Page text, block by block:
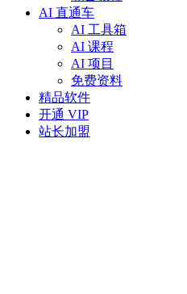
AI 直通车
AI 工具箱
AI 课程
AI 项目
免费资料
精品软件
开通 VIP
站长加盟